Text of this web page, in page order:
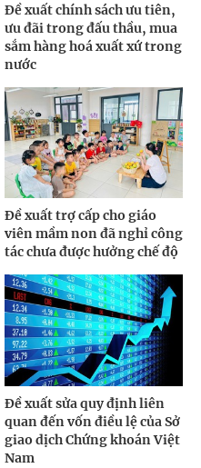
Đề xuất chính sách ưu tiên,
ưu đãi trong đấu thầu, mua
sắm hàng hoá xuất xứ trong
nước
Đề xuất trợ cấp cho giáo
viên mầm non đã nghỉ công
tác chưa được hưởng chế độ
Đề xuất sửa quy định liên
quan đến vốn điều lệ của Sở
giao dịch Chứng khoán Việt
Nam